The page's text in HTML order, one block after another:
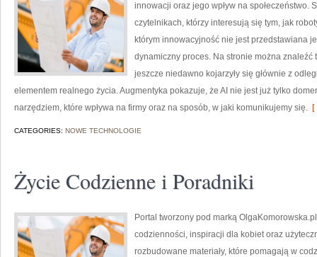
innowacji oraz jego wpływ na społeczeństwo.
czytelnikach, którzy interesują się tym, jak
którym innowacyjność nie jest przedstawiana
dynamiczny proces. Na stronie można
jeszcze niedawno kojarzyły się głównie z
elementem realnego życia. Augmentyka pokazuje, że AI nie jest już tylko
narzędziem, które wpływa na firmy oraz na sposób, w jaki komunikujemy się. [
CATEGORIES: NOWE TECHNOLOGIE
Życie Codzienne i Poradniki
Portal tworzony pod marką
codzienności, inspiracji dla kobiet oraz
rozbudowane materiały, które pomagają w